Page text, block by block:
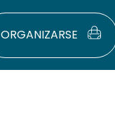
ORGANIZARSE